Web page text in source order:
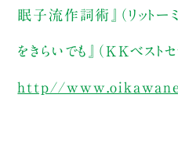
眠子流作詞術』（リットー
をきらいでも』（KKベスト
http//